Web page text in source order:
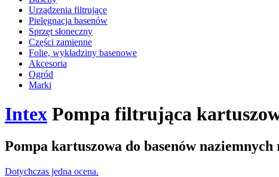
Urządzenia filtrujące
Pielęgnacja basenów
Sprzęt słoneczny
Części zamienne
Folie, wykładziny basenowe
Akcesoria
Ogród
Marki
Intex Pompa filtrująca
Pompa kartuszowa do basenów naziemnych
Dotychczas jedna ocena.